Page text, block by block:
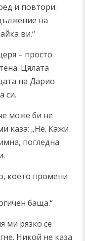
и повтори:
на
ви.“
– просто
Цялата
на Дарио
си.
може би не
каза: „Не. Кажи
погледна
което промени
баща.“
ми рязко се
Никой не каза